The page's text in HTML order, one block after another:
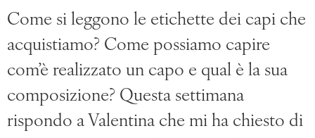
Come si leggono le etichette dei capi che
acquistiamo? Come possiamo capire
com’è realizzato un capo e qual è la sua
composizione? Questa settimana
rispondo a Valentina che mi ha chiesto di